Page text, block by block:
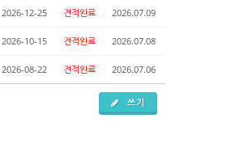
2026-12-25 견적완료 2026.07.09
2026-10-15 견적완료 2026.07.08
2026-08-22 견적완료 2026.07.06
쓰기